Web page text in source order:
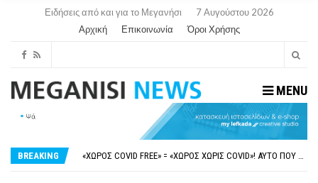
Ειδήσεις από και για το Μεγανήσι
7 Αυγούστου 2026
Αρχική
Επικοινωνία Όροι Χρήσης
MENU
BREAKING
ΝΥΔΡΊ:ΠΙΆΣΤΗΚΑΝ ΣΤΟ ΞΎΛΟ ΟΙ ΙΔΙΟΚΤΉΤΕΣ ΤΟΥΡΙΣΤΙΚΏΝ ΣΚΑΦΏΝ.
«ΧΏΡΟΣ COVID FREE» = «ΧΏΡΟΣ ΧΩΡΊΣ COVID»! ΑΥΤΌ ΠΟΥ ΚΑΝΕΊΣ ΔΕΝ ΈΧΕΙ ΤΟΛΜΉΣΕΙ ΝΑ ΡΩΤΉΣΕΙ
ΠΕΡΊ ΑΝΑΣΤΟΛΉΣ ΝΗΠΙΑΓΩΓΕΊΩΝ ΣΤΗ ΛΕΥΚΆΔΑ